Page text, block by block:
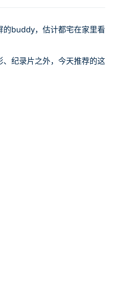
的buddy，估计都宅在家里看
纪录片之外，今天推荐的这